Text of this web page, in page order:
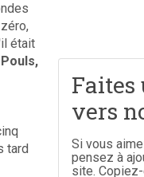
était
tard
Faites
vers
Si vous
pensez à
site.